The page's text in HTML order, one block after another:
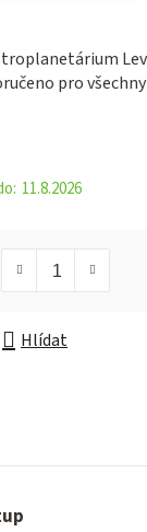
pro
11.8.2026
Hlídat